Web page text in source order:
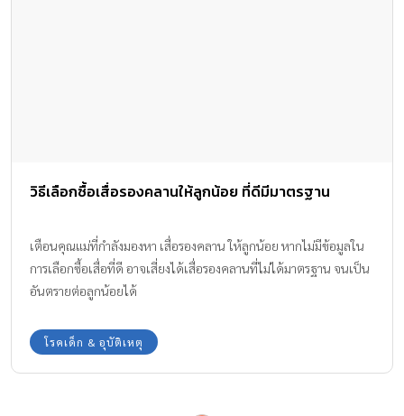
วิธีเลือกซื้อเสื่อรองคลานให้ลูกน้อย ที่ดีมีมาตรฐาน
เตือนคุณแม่ที่กำลังมองหา เสื่อรองคลาน ให้ลูกน้อย หากไม่มีข้อมูลใน
การเลือกซื้อเสื่อที่ดี อาจเสี่ยงได้เสื่อรองคลานที่ไม่ได้มาตรฐาน จนเป็น
อันตรายต่อลูกน้อยได้
โรคเด็ก & อุบัติเหตุ